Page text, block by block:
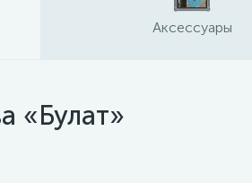
Аксессуары
«Булат»